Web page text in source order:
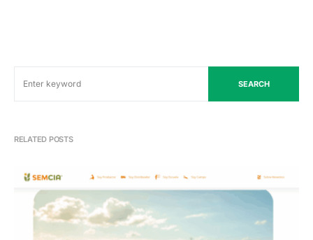
SEARCH
RELATED POSTS